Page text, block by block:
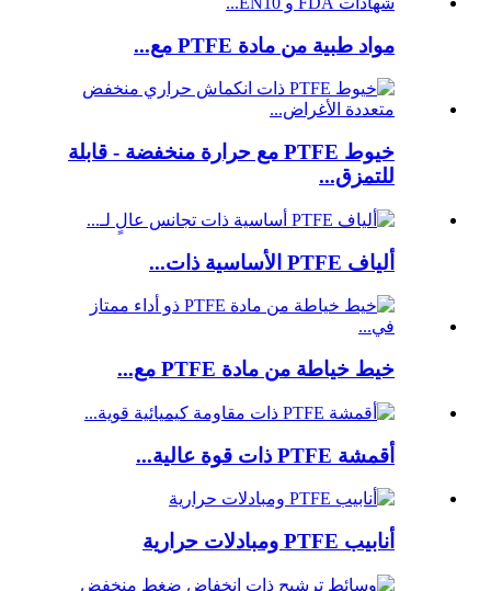
مواد طبية من مادة PTFE مع...
خيوط PTFE مع حرارة منخفضة - قابلة
للتمزق...
ألياف PTFE الأساسية ذات...
خيط خياطة من مادة PTFE مع...
أقمشة PTFE ذات قوة عالية...
أنابيب PTFE ومبادلات حرارية